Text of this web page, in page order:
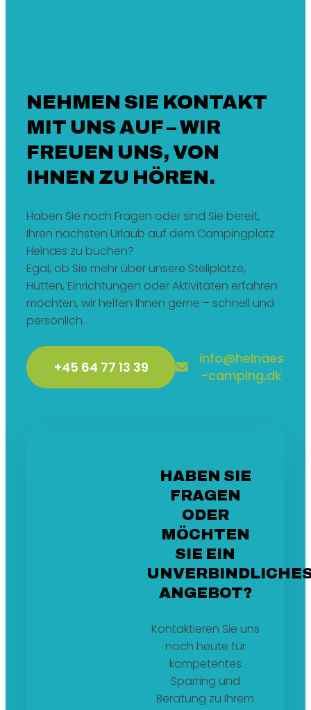
NEHMEN SIE KONTAKT
MIT UNS AUF – WIR
FREUEN UNS, VON
IHNEN ZU HÖREN.
Haben Sie noch Fragen oder sind Sie bereit,
Ihren nächsten Urlaub auf dem Campingplatz
Helnæs zu buchen?
Egal, ob Sie mehr über unsere Stellplätze,
Hütten, Einrichtungen oder Aktivitäten erfahren
möchten, wir helfen Ihnen gerne – schnell und
persönlich.
+45 64 77 13 39
info@helnaes
-camping.dk
HABEN SIE
FRAGEN
ODER
MÖCHTEN
SIE EIN
ANGEBOT?
Kontaktieren Sie uns
noch heute für
kompetentes
Sparring und
Beratung zu Ihrem